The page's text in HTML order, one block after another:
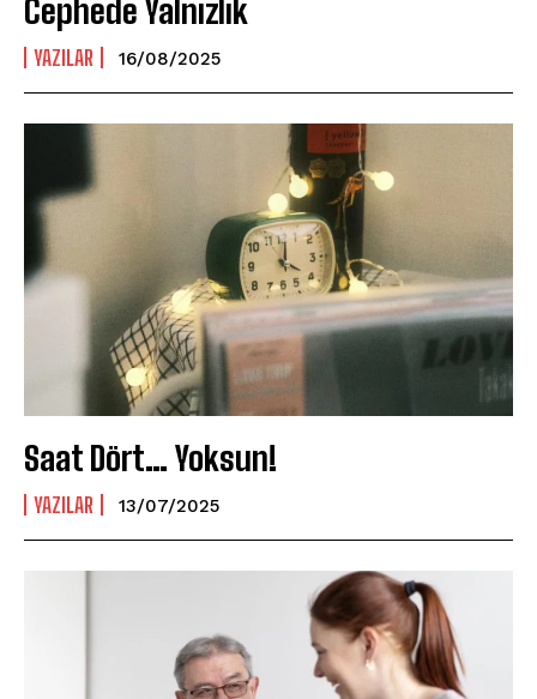
Cephede Yalnızlık
YAZILAR 16/08/2025
Saat Dört… Yoksun!
YAZILAR 13/07/2025